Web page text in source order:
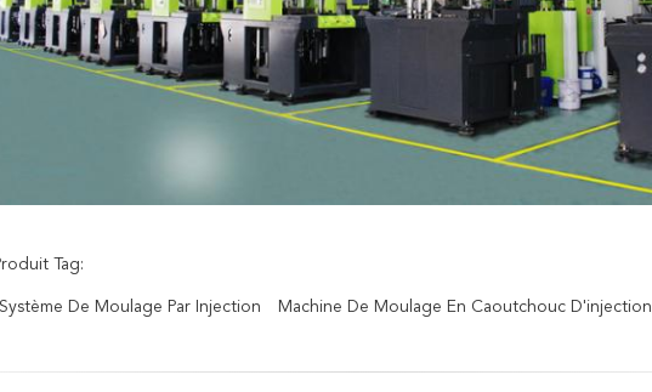
Tag:
Système De Moulage Par Injection Machine De Moulage En Caoutchouc D'injection